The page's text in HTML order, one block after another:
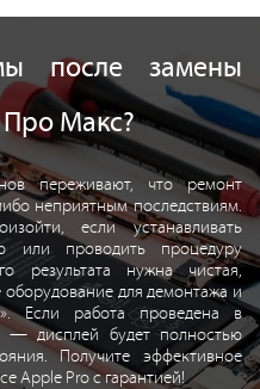
после замены
Про Макс?
переживают, что ремонт
неприятным последствиям.
если устанавливать
или проводить процедуру
результата нужна чистая,
для демонтажа и
Если работа проведена в
— дисплей будет полностью
Получите эффективное
Apple Pro с гарантией!